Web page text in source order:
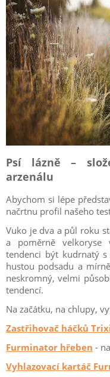
Psí lázně –
arzenálu
Abychom si lépe
načrtnu profil našeho
Vuko je dva a půl roku
a poměrně velkoryse
tendenci být kudrnatý
hustou podsadu a
neskromný, velmi
tendencí.
Na začátku, na chlupy,
Zastřihovač háčků
Furminator hřeben -
Vyhlazovací kartáč